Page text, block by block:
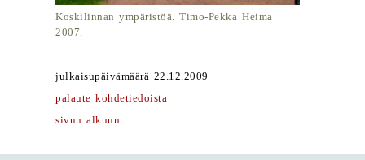
Koskilinnan ympäristöä. Timo-Pekka Heima
2007.
julkaisupäivämäärä 22.12.2009
palaute kohdetiedoista
sivun alkuun